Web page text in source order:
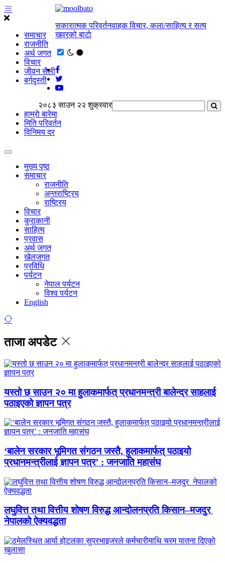
समाचार
राजनीति
अर्थ जगत
विचार
जीवन सैली
बर्गदृस्ती
सकारात्मक परिवर्तनवाहक विचार, कला/साहित्य र सत्य
खवरको बाटाे
२०८३ साउन २२ शुक्रवार
हाम्राे बारेमा
मिति परिवर्तन
विनिमय दर
मुख्य पृष्ठ
समाचार
राजनीति
अन्तराष्ट्रिय
राष्ट्रिय
विचार
कुराकानी
साहित्य
प्रवास
अर्थ जगत
खेलजगत
प्रविधि
पर्यटन
नेपाल पर्यटन
विश्व पर्यटन
English
ताजा अपडेट
यस्तो छ साउन २० मा हुलाकमार्फत् प्रधानमन्त्री बालेन्द्र साहलाई
पठाइएको ज्ञापन पत्र
‘बालेन सरकार भूमिगत संगठन जस्तै, हुलाकमार्फत् पठाइयो
प्रधानमन्त्रीलाई ज्ञापन पत्र’ : जनजाति महासंघ
लघुवित्त तथा वित्तीय शोषण विरुद्ध आन्दोलनप्रति किसान–मजदुर
नेपालको ऐक्यवद्धता